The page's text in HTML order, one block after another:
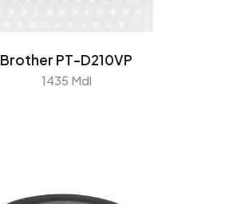
Brother PT-D210VP
1435 Mdl